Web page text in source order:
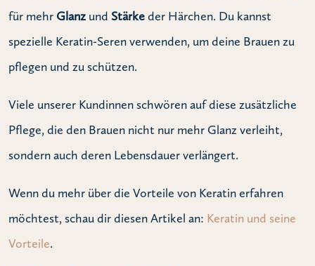
für mehr Glanz und Stärkeder Härchen. Du kannst
spezielle Keratin-Seren verwenden, um deine Brauen zu
pflegen und zu schützen.
Viele unserer Kundinnen schwören auf diese zusätzliche
Pflege, die den Brauen nicht nur mehr Glanz verleiht,
sondern auch deren Lebensdauer verlängert.
Wenn du mehr über die Vorteile von Keratin erfahren
möchtest, schau dir diesen Artikel an: Keratin und seine
Vorteile.